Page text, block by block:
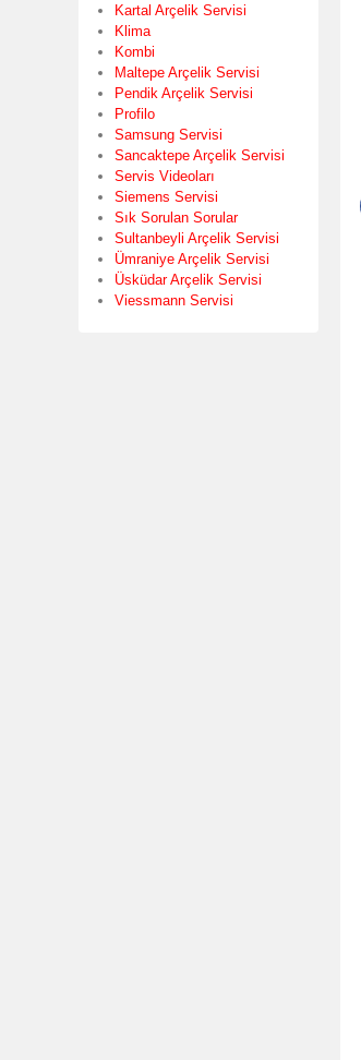
Kartal Arçelik Servisi
Klima
Kombi
Maltepe Arçelik Servisi
Pendik Arçelik Servisi
Profilo
Samsung Servisi
Sancaktepe Arçelik Servisi
Servis Videoları
Siemens Servisi
Sık Sorulan Sorular
Sultanbeyli Arçelik Servisi
Ümraniye Arçelik Servisi
Üsküdar Arçelik Servisi
Viessmann Servisi